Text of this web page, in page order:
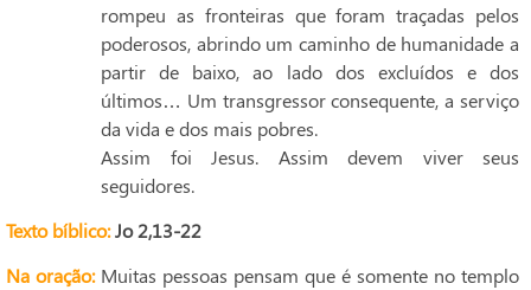
rompeu as fronteiras que foram traçadas pelos
poderosos, abrindo um caminho de humanidade a
partir de baixo, ao lado dos excluídos e dos
últimos… Um transgressor consequente, a serviço
da vida e dos mais pobres.
Assim foi Jesus. Assim devem viver seus
seguidores.
Texto bíblico:Jo 2,13-22
Na oração:Muitas pessoas pensam que é somente no templo